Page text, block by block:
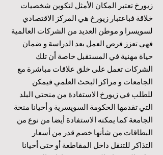
زيورخ تعتبر المكان الأمثل لتكوين شخصيات
خلاقة فباعتبار زيورخ هي المركز الاقتصادي
لسويسرا و موطن العديد من الشركات العالمية
فهي تعزز فرص العمل بعد الدراسة و ضمان
حياة مهنية في المستقبل خاصة أن تلك
الشركات تعمل على خلق علاقات مباشرة مع
الجامعات و مراكز البحث العلمي فيمكن
للطلب في زيورخ الاستفادة من منحتي البلد
التي تقدمها الحكومة السويسرية و أحيانا منحة
الجامعة كما يمكنه الاستفادة أيضا من نوع من
البطاقات من شأنها خصم قدر من أسعار
التذاكر للتنقل داخل المقاطعة أو حتى أحيانا